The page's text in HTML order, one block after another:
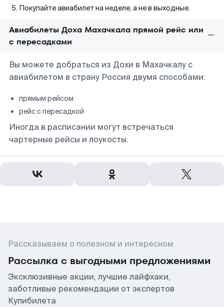
Покупайте авиабилет на неделе, а не в выходные.
Авиабилеты Доха Махачкала прямой рейс или
с пересадками
Вы можете добраться из Дохи в Махачкалу с
авиабилетом в страну Россия двумя способами:
прямым рейсом
рейс с пересадкой
Иногда в расписании могут встречаться
чартерные рейсы и лоукосты.
Рассказываем о полезном и интересном
Рассылка с выгодными предложениями
Эксклюзивные акции, лучшие лайфхаки,
заботливые рекомендации от экспертов
Купибилета